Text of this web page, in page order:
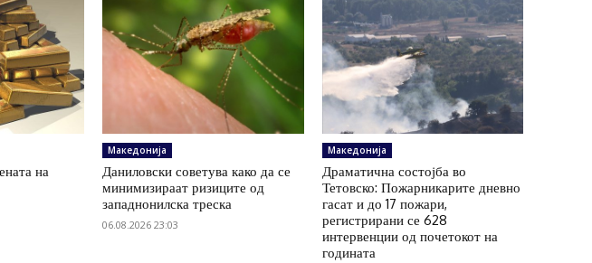
на
Македонија
Даниловски советува како да се
минимизираат ризиците од
западнонилска треска
06.08.2026 23:03
Македонија
Драматична состојба во
Тетовско: Пожарникарите дневно
гасат и до 17 пожари,
регистрирани се 628
интервенции од почетокот на
годината